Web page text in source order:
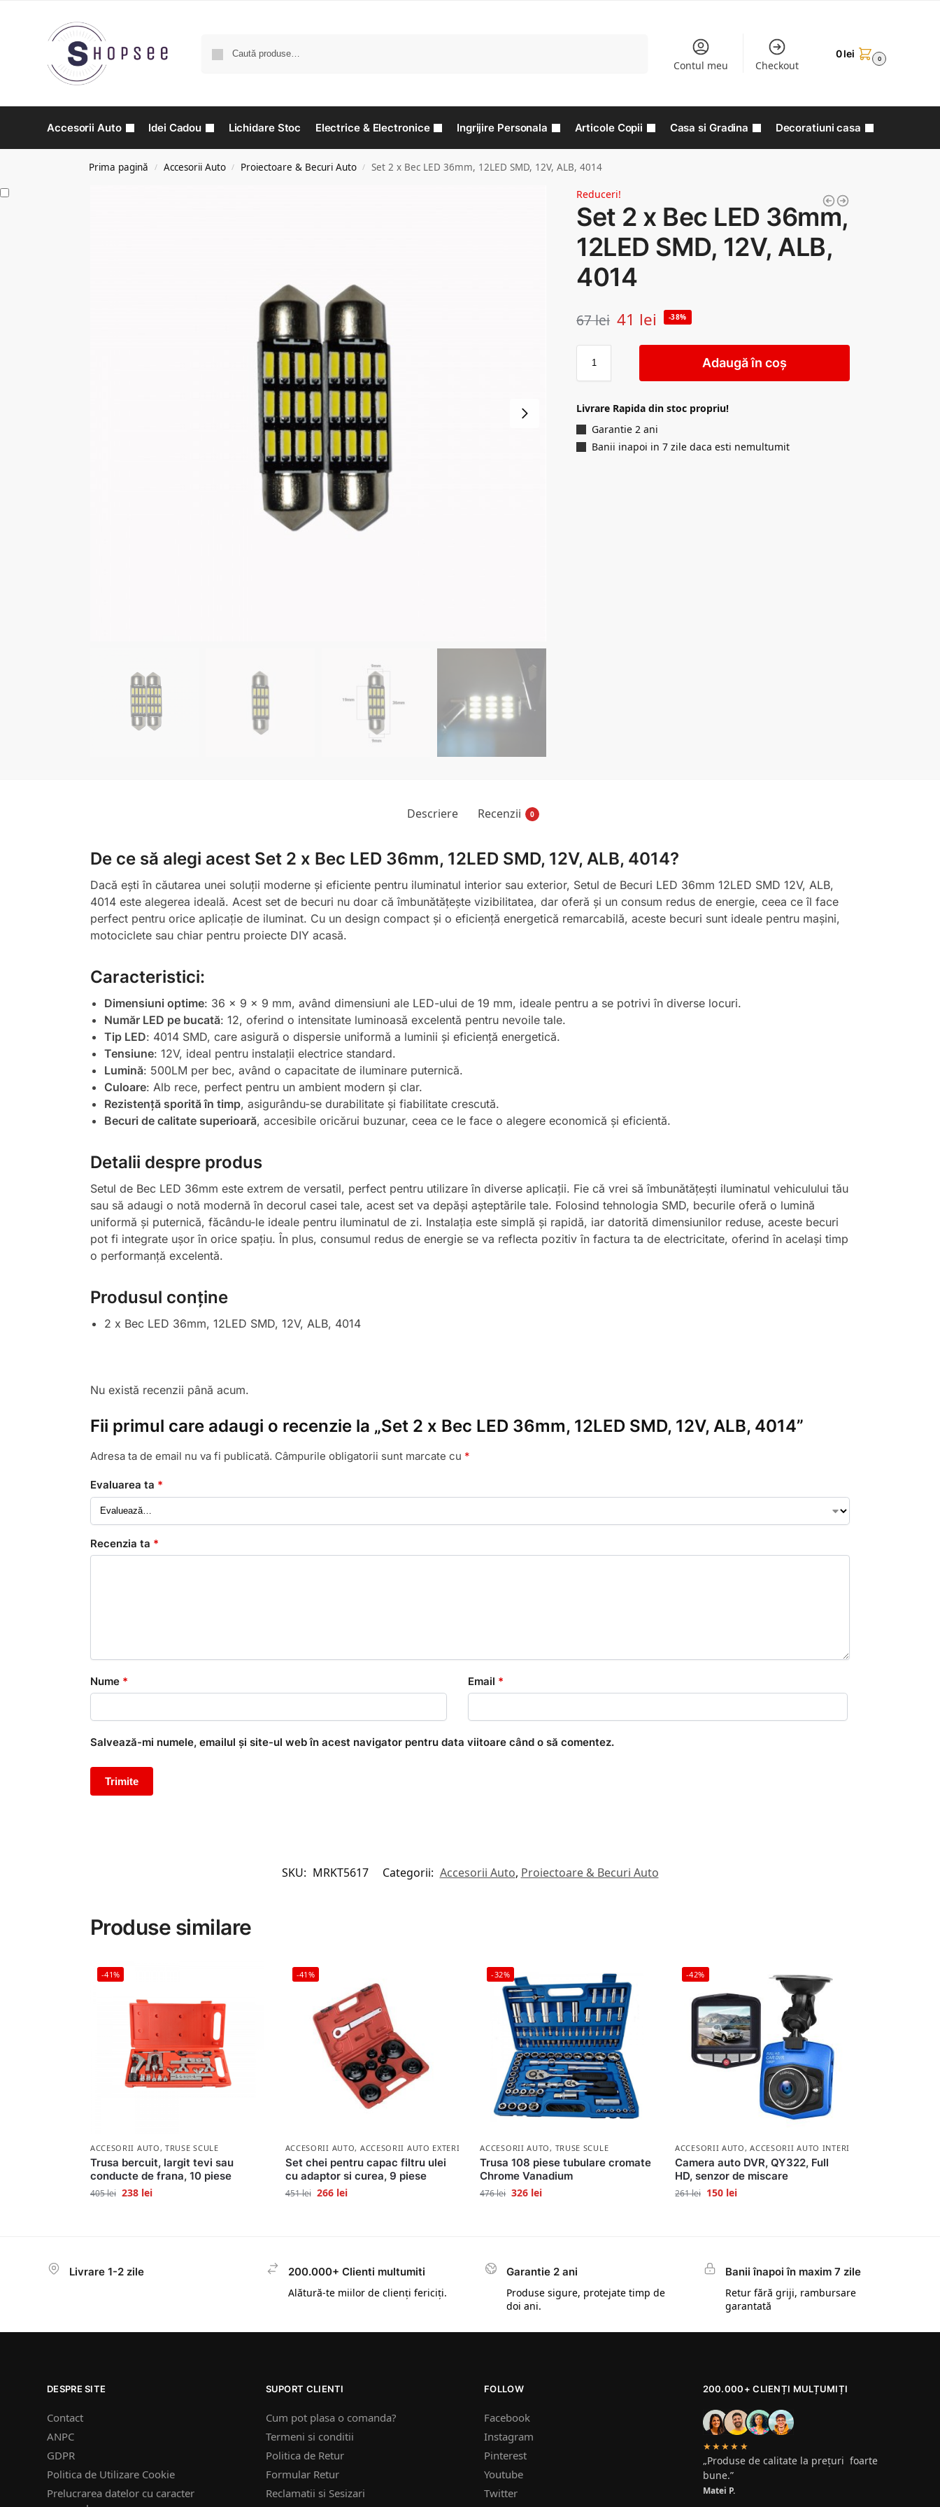
Contul meu Checkout
0lei 0
Accesorii Auto Idei Cadou Lichidare Stoc Electrice & Electronice Ingrijire Personala Articole Copii Casa si Gradina Decoratiuni casa
Prima pagină / Accesorii Auto / Proiectoare & Becuri Auto / Set 2 x Bec LED 36mm, 12LED SMD, 12V, ALB, 4014
Reduceri!
Set 2 x Bec LED 36mm,
12LED SMD, 12V, ALB,
4014
67lei 41 lei -38%
Adaugă în coș
Livrare Rapida din stoc propriu!
Garantie 2 ani
Banii inapoi in 7 zile daca esti nemultumit
Descriere Recenzii 0
De ce să alegi acest Set 2 x Bec LED 36mm, 12LED SMD, 12V, ALB, 4014?
Dacă ești în căutarea unei soluții moderne și eficiente pentru iluminatul interior sau exterior, Setul de Becuri LED 36mm 12LED SMD 12V, ALB,
4014 este alegerea ideală. Acest set de becuri nu doar că îmbunătățește vizibilitatea, dar oferă și un consum redus de energie, ceea ce îl face
perfect pentru orice aplicație de iluminat. Cu un design compact și o eficiență energetică remarcabilă, aceste becuri sunt ideale pentru mașini,
motociclete sau chiar pentru proiecte DIY acasă.
Caracteristici:
Dimensiuni optime: 36 x 9 x 9 mm, având dimensiuni ale LED-ului de 19 mm, ideale pentru a se potrivi în diverse locuri.
Număr LED pe bucată: 12, oferind o intensitate luminoasă excelentă pentru nevoile tale.
Tip LED: 4014 SMD, care asigură o dispersie uniformă a luminii și eficiență energetică.
Tensiune: 12V, ideal pentru instalații electrice standard.
Lumină: 500LM per bec, având o capacitate de iluminare puternică.
Culoare: Alb rece, perfect pentru un ambient modern și clar.
Rezistență sporită în timp, asigurându-se durabilitate și fiabilitate crescută.
Becuri de calitate superioară, accesibile oricărui buzunar, ceea ce le face o alegere economică și eficientă.
Detalii despre produs
Setul de Bec LED 36mm este extrem de versatil, perfect pentru utilizare în diverse aplicații. Fie că vrei să îmbunătățești iluminatul vehiculului tău
sau să adaugi o notă modernă în decorul casei tale, acest set va depăși așteptările tale. Folosind tehnologia SMD, becurile oferă o lumină
uniformă și puternică, făcându-le ideale pentru iluminatul de zi. Instalația este simplă și rapidă, iar datorită dimensiunilor reduse, aceste becuri
pot fi integrate ușor în orice spațiu. În plus, consumul redus de energie se va reflecta pozitiv în factura ta de electricitate, oferind în același timp
o performanță excelentă.
Produsul conține
2 x Bec LED 36mm, 12LED SMD, 12V, ALB, 4014
Nu există recenzii până acum.
Fii primul care adaugi o recenzie la „Set 2 x Bec LED 36mm, 12LED SMD, 12V, ALB, 4014”
Adresa ta de email nu va fi publicată. Câmpurile obligatorii sunt marcate cu *
Evaluarea ta *
Recenzia ta *
Nume * Email *
Salvează-mi numele, emailul și site-ul web în acest navigator pentru data viitoare când o să comentez.
SKU: MRKT5617 Categorii: Accesorii Auto, Proiectoare & Becuri Auto
Produse similare
-41%
ACCESORII AUTO ,TRUSE SCULE
Trusa bercuit, largit tevi sau
conducte de frana, 10 piese
405lei 238 lei
-41%
ACCESORII AUTO, ACCESORII AUTO EXTERIOR
Set chei pentru capac filtru ulei
cu adaptor si curea, 9 piese
451lei 266 lei
-32%
ACCESORII AUTO , TRUSE SCULE
Trusa 108 piese tubulare cromate
Chrome Vanadium
476lei 326 lei
-42%
ACCESORII AUTO ,ACCESORII AUTO INTERIOR
Camera auto DVR, QY322, Full
HD, senzor de miscare
261lei 150 lei
Livrare 1-2 zile
200.000+ Clienti multumiti
Alătură-te miilor de clienți fericiți.
Garantie 2 ani
Produse sigure, protejate timp de
doi ani.
Banii înapoi în maxim 7 zile
Retur fără griji, rambursare
garantată
DESPRE SITE
Contact
ANPC
GDPR
Politica de Utilizare Cookie
Prelucrarea datelor cu caracter
SUPORT CLIENTI
Cum pot plasa o comanda?
Termeni si conditii
Politica de Retur
Formular Retur
Reclamatii si Sesizari
FOLLOW
Facebook
Instagram
Pinterest
Youtube
Twitter
200.000+ CLIENȚI MULȚUMIȚI
★★★★★
„Produse de calitate la prețuri foarte
bune.”
Matei P.